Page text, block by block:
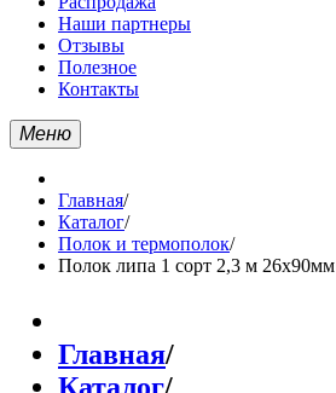
Наши партнеры
Отзывы
Полезное
Контакты
Меню
Главная/
Каталог/
Полок и термополок/
Полок липа 1 сорт 2,3 м 26х90мм
Главная/